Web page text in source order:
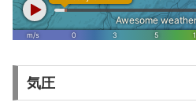
気圧